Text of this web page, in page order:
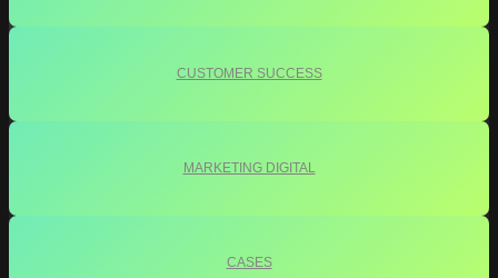
CUSTOMER SUCCESS
MARKETING DIGITAL
CASES